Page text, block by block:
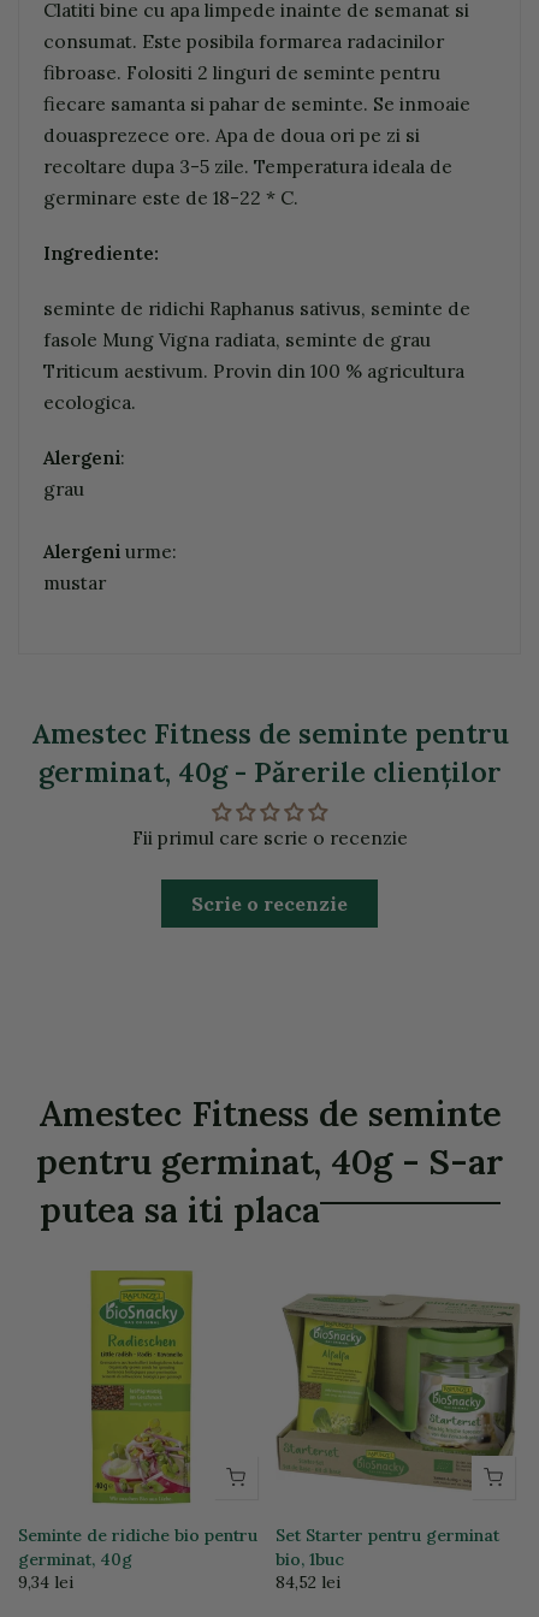
Clatiti bine cu apa limpede inainte de semanat si
consumat. Este posibila formarea radacinilor
fibroase. Folositi 2 linguri de seminte pentru
fiecare samanta si pahar de seminte. Se inmoaie
douasprezece ore. Apa de doua ori pe zi si
recoltare dupa 3-5 zile. Temperatura ideala de
germinare este de 18-22 * C.
Ingrediente:
seminte de ridichi Raphanus sativus, seminte de
fasole Mung Vigna radiata, seminte de grau
Triticum aestivum. Provin din 100 % agricultura
ecologica.
Alergeni:
grau
Alergeni urme:
mustar
Amestec Fitness de seminte pentru
germinat, 40g - Părerile clienţilor
Fii primul care scrie o recenzie
Scrie o recenzie
Amestec Fitness de seminte
pentru germinat, 40g - S-ar
putea sa iti placa
Seminte de ridiche bio pentru
germinat, 40g
9,34 lei
Set Starter pentru germinat
bio, 1buc
84,52 lei